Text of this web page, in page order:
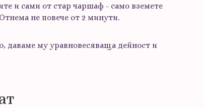
и сами от стар чаршаф - само вземете
не повече от 2 минути.
даваме му уравновесяваща дейност и